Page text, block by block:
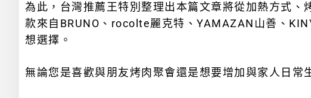
為此，台灣推薦王特別整理出本篇文章將從加熱方式
款來自BRUNO、rocolte麗克特、YAMAZAN山善、
想選擇。
無論您是喜歡與朋友烤肉聚會還是想要增加與家人日